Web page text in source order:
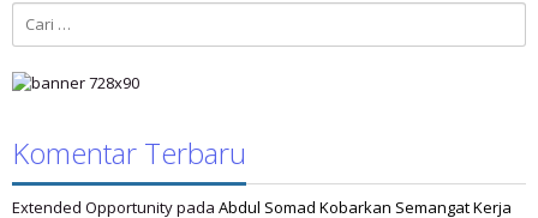
Cari
untuk:
Komentar Terbaru
Extended Opportunitypada Abdul Somad Kobarkan Semangat Kerja